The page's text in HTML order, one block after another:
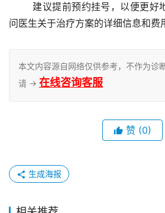
问医生关于治疗方案的详细信息和费
本文内容源自网络仅供参考，不作为诊
请 → 在线咨询客服
赞 (0)
生成海报